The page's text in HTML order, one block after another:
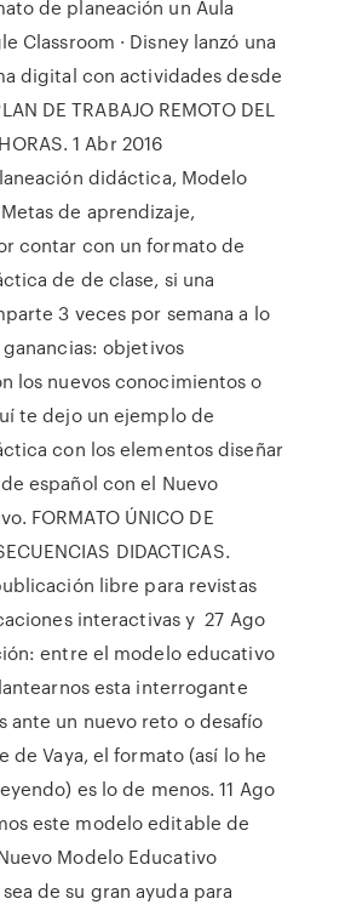
de planeación un Aula
Classroom · Disney lanzó una
digital con actividades desde
DE TRABAJO REMOTO DEL
1 Abr 2016
didáctica, Modelo
de aprendizaje,
contar con un formato de
de de clase, si una
3 veces por semana a lo
ganancias: objetivos
los nuevos conocimientos o
te dejo un ejemplo de
con los elementos diseñar
español con el Nuevo
FORMATO ÚNICO DE
DIDACTICAS.
libre para revistas
interactivas y 27 Ago
entre el modelo educativo
esta interrogante
ante un nuevo reto o desafío
de Vaya, el formato (así lo he
es lo de menos. 11 Ago
este modelo editable de
Modelo Educativo
de su gran ayuda para